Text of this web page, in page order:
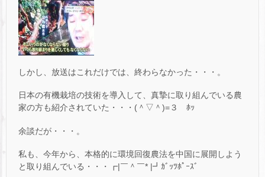
しかし、放送はこれだけでは、終わらなかった・・・。
日本の有機栽培の技術を導入して、真摯に取り組んでいる農
家の方も紹介されていた・・・(＾▽＾)=３ ﾎｯ
余談だが・・・。
私も、今年から、本格的に環境回復農法を中国に展開しよう
と取り組んでいる・・・┏|￣＾￣* |┛ｶﾞｯﾂﾎﾟｰｽﾞ